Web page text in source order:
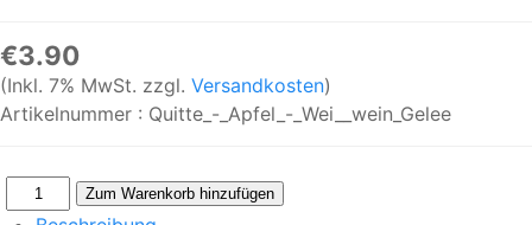
€3.90
(Inkl. 7% MwSt. zzgl. Versandkosten)
Artikelnummer : Quitte_-_Apfel_-_Wei__wein_Gelee